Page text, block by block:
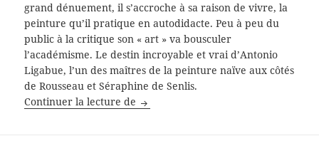
grand dénuement, il s’accroche à sa raison de vivre, la
peinture qu’il pratique en autodidacte. Peu à peu du
public à la critique son « art » va bousculer
l’académisme. Le destin incroyable et vrai d’Antonio
Ligabue, l’un des maîtres de la peinture naïve aux côtés
de Rousseau et Séraphine de Senlis.
Continuer la lecture de Je voulais me cacher (Volevo